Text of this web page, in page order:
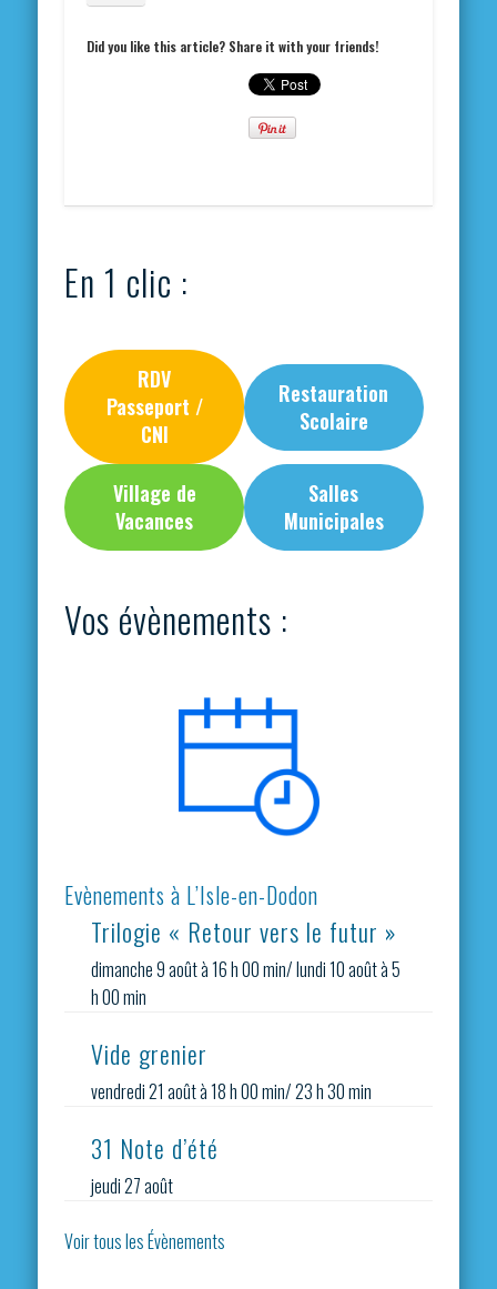
Did you like this article? Share it with your friends!
En 1 clic :
RDV
Passeport /
CNI
Restauration
Scolaire
Village de
Vacances
Salles
Municipales
Vos évènements :
Evènements à L’Isle-en-Dodon
Trilogie « Retour vers le futur »
dimanche 9 août à 16 h 00 min/lundi 10 août à 5
h 00 min
Vide grenier
vendredi 21 août à 18 h 00 min/23 h 30 min
31 Note d’été
jeudi 27 août
Voir tous les Évènements